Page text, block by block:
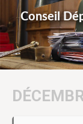
Conseil